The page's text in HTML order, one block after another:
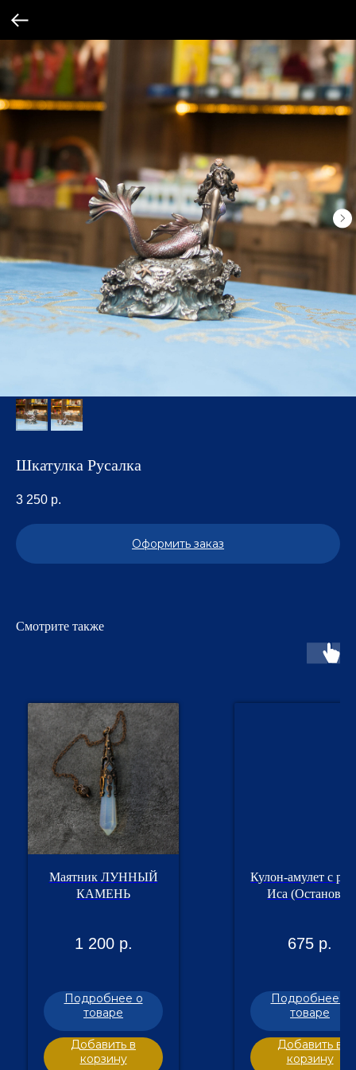
Шкатулка Русалка
3 250 р.
Оформить заказ
Смотрите также
Маятник ЛУННЫЙ
КАМЕНЬ
1 200 р.
Подробнее о
товаре
Добавить в
корзину
Кулон-амулет с
Иса (Остановка
675 р.
Подробнее о
товаре
Добавить в
корзину